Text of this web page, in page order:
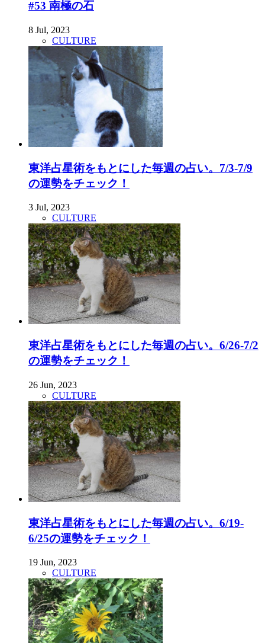
#53 南極の石
8 Jul, 2023
CULTURE
東洋占星術をもとにした毎週の占い。7/3-7/9
の運勢をチェック！
3 Jul, 2023
CULTURE
東洋占星術をもとにした毎週の占い。6/26-7/2
の運勢をチェック！
26 Jun, 2023
CULTURE
東洋占星術をもとにした毎週の占い。6/19-
6/25の運勢をチェック！
19 Jun, 2023
CULTURE